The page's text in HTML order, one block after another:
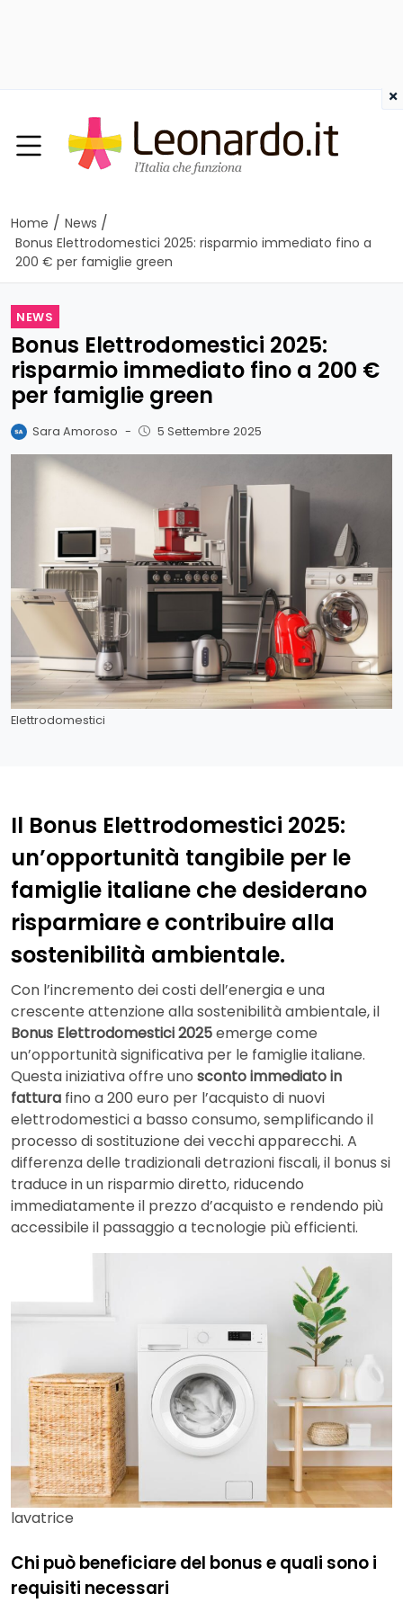
Home / News /
Bonus Elettrodomestici 2025: risparmio immediato fino a
200 € per famiglie green
NEWS
Bonus Elettrodomestici 2025:
risparmio immediato fino a 200 €
per famiglie green
Sara Amoroso - 5 Settembre 2025
Elettrodomestici
Il Bonus Elettrodomestici 2025:
un’opportunità tangibile per le
famiglie italiane che desiderano
risparmiare e contribuire alla
sostenibilità ambientale.
Con l’incremento dei costi dell’energia e una
crescente attenzione alla sostenibilità ambientale, il
Bonus Elettrodomestici 2025emerge come
un’opportunità significativa per le famiglie italiane.
Questa iniziativa offre uno sconto immediato in
fattura fino a 200 euro per l’acquisto di nuovi
elettrodomestici a basso consumo, semplificando il
processo di sostituzione dei vecchi apparecchi. A
differenza delle tradizionali detrazioni fiscali, il bonus si
traduce in un risparmio diretto, riducendo
immediatamente il prezzo d’acquisto e rendendo più
accessibile il passaggio a tecnologie più efficienti.
lavatrice
Chi può beneficiare del bonus e quali sono i
requisiti necessari
×